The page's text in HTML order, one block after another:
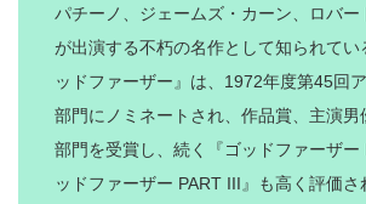
パチーノ、ジェームズ・カーン、ロバー
が出演する不朽の名作として知られてい
ッドファーザー』は、1972年度第45回
部門にノミネートされ、作品賞、主演男
部門を受賞し、続く『ゴッドファーザー
ッドファーザー PART III』も高く評価さ